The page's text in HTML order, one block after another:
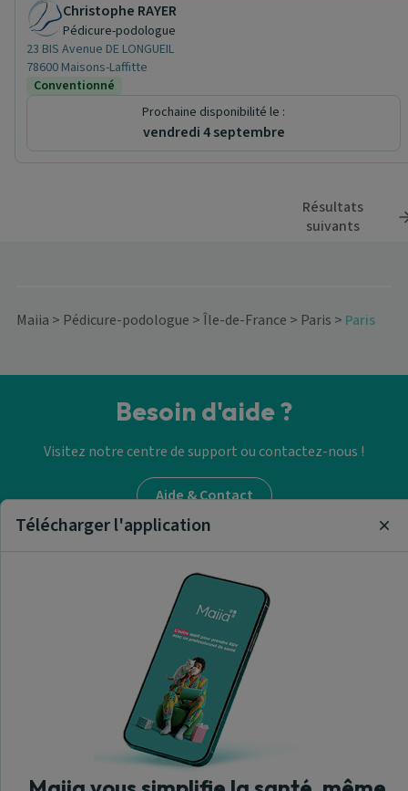
Christophe RAYER
Pédicure-podologue
23 BIS Avenue DE LONGUEIL
78600 Maisons-Laffitte
Conventionné
Prochaine disponibilité le :
vendredi 4 septembre
Résultats
suivants
Maiia > Pédicure-podologue >Île-de-France > Paris > Paris
Besoin d'aide ?
Visitez notre centre de support ou contactez-nous !
Aide & Contact
Trouver un pédicure-
A propos de nous
Télécharger l'application